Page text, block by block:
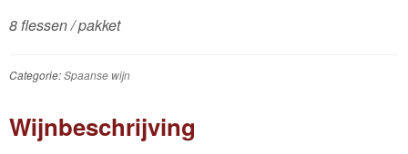
8 flessen / pakket
Categorie:Spaanse wijn
Wijnbeschrijving